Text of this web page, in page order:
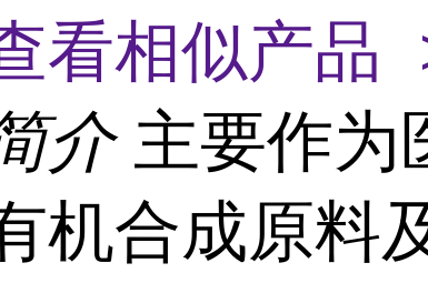
看相似产品
介 主要作为
机合成原料